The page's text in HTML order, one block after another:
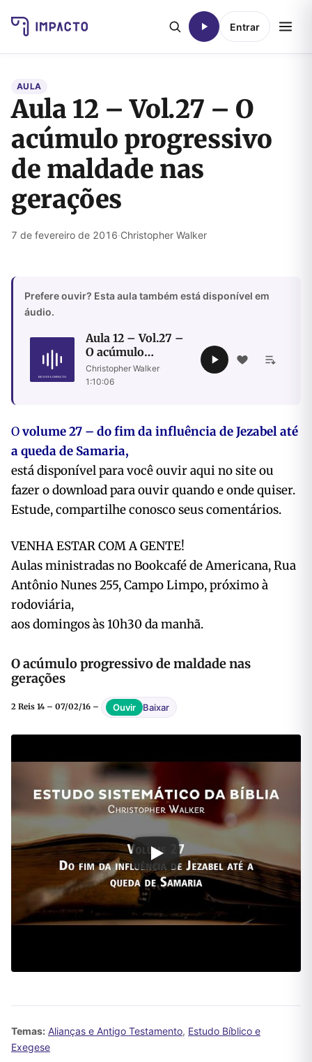
Entrar
AULA
Aula 12 – Vol.27 – O
acúmulo progressivo
de maldade nas
gerações
7 de fevereiro de 2016·Christopher Walker
Prefere ouvir? Esta aula também está disponível em
áudio.
Aula 12 – Vol.27 –
O acúmulo
progressivo de
maldade nas
Christopher Walker
1:10:06
Ovolume 27 – do fim da influência de Jezabel até
a queda de Samaria,
está disponível para você ouvir aqui no site ou
fazer o download para ouvir quando e onde quiser.
Estude, compartilhe conosco seus comentários.
VENHA ESTAR COM A GENTE!
Aulas ministradas no Bookcafé de Americana, Rua
Antônio Nunes 255, Campo Limpo, próximo à
rodoviária,
aos domingos às 10h30 da manhã.
O acúmulo progressivo de maldade nas
gerações
2 Reis 14 – 07/02/16 – Ouvir Baixar
Temas: Alianças e Antigo Testamento, Estudo Bíblico e
Exegese